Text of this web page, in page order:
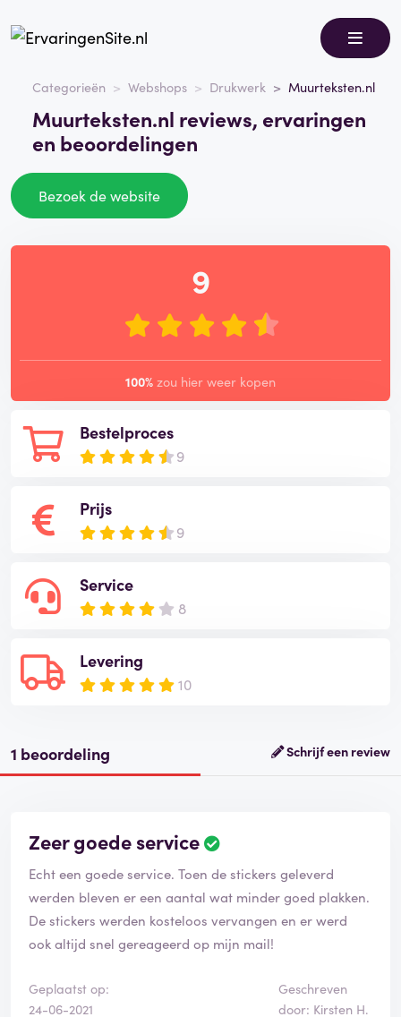
Categorieën Webshops Drukwerk Muurteksten.nl
Muurteksten.nl reviews, ervaringen
en beoordelingen
Bezoek de website
Bestelproces
9
Prijs
9
Service
8
Levering
10
9
100% zou hier weer kopen
1 beoordeling Schrijf een review
Zeer goede service
B
o
o
r
d
e
Echt een goede service. Toen de stickers geleverd
werden bleven er een aantal wat minder goed plakken.
De stickers werden kosteloos vervangen en er werd
ook altijd snel gereageerd op mijn mail!
Geplaatst op:
24-06-2021
Geschreven
door: Kirsten H.